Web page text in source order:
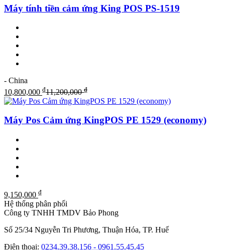
Máy tính tiền cảm ứng King POS PS-1519
- China
10,800,000 ₫11,200,000₫
Máy Pos Cảm ứng KingPOS PE 1529 (economy)
9,150,000 ₫
Hệ thống phân phối
Công ty TNHH TMDV Bảo Phong
Số 25/34 Nguyễn Tri Phương, Thuận Hóa, TP. Huế
Điện thoại: 0234.39.38.156 - 0961.55.45.45